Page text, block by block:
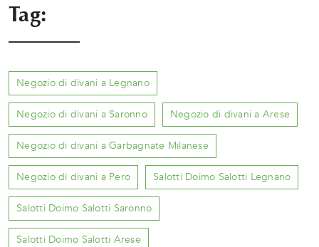
Tag:
Negozio di divani a Legnano
Negozio di divani a Saronno Negozio di divani a Arese
Negozio di divani a Garbagnate Milanese
Negozio di divani a Pero Salotti Doimo Salotti Legnano
Salotti Doimo Salotti Saronno
Salotti Doimo Salotti Arese